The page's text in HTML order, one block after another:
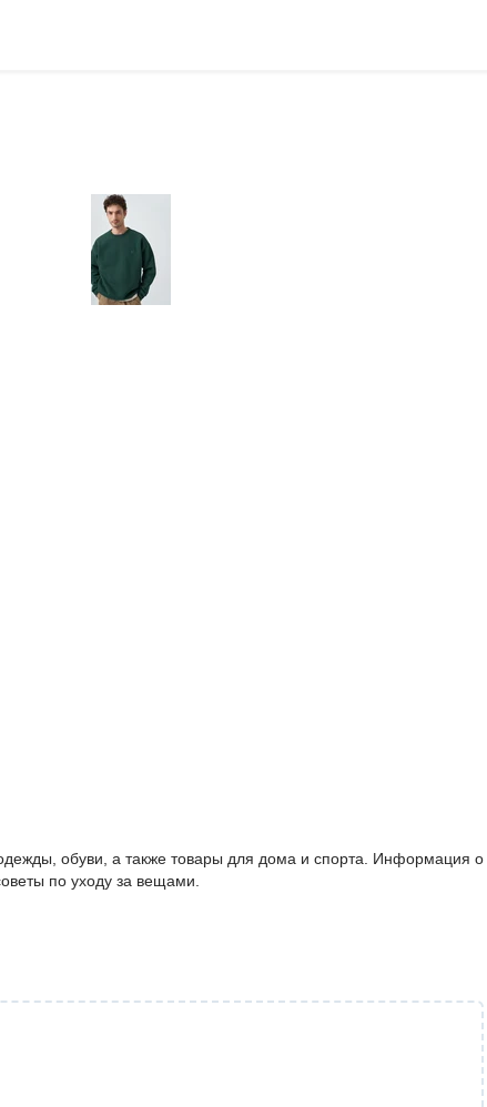
обуви, а также товары для дома и спорта. Информация о
по уходу за вещами.